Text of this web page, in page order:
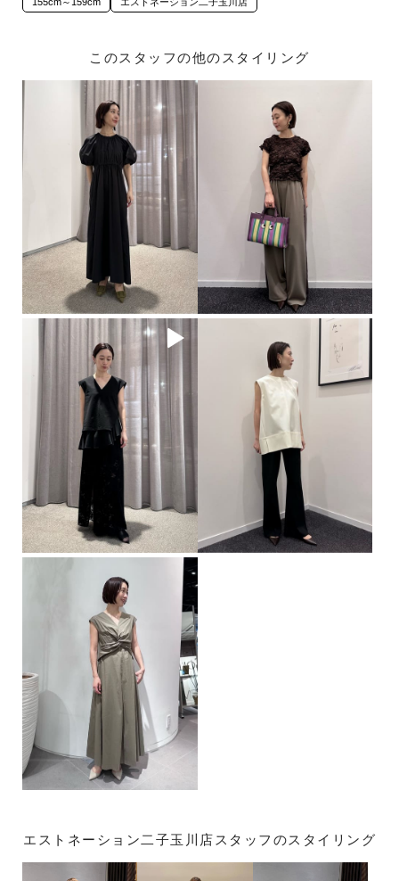
このスタッフの他のスタイリング
エストネーション二子玉川店スタッフのスタイリング